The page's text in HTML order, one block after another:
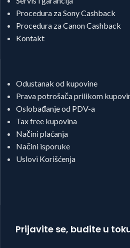
Procedura za Sony Cashback
Procedura za Canon Cashback
Kontakt
Odustanak od kupovine
Prava potrošača prilikom
Oslobađanje od PDV-a
Tax free kupovina
Načini plaćanja
Načini isporuke
Uslovi Korišćenja
Prijavite se, budite u